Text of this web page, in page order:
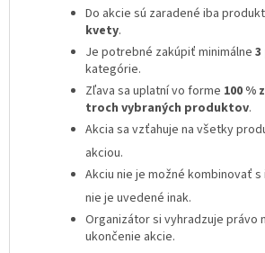
Do akcie sú zaradené iba
kvety.
Je potrebné zakúpiť minimálne
kategórie.
Zľava sa uplatní vo forme 100 %
troch vybraných produktov.
Akcia sa vzťahuje na všetky
akciou.
Akciu nie je možné kombinovať s
nie je uvedené inak.
Organizátor si vyhradzuje právo
ukončenie akcie.